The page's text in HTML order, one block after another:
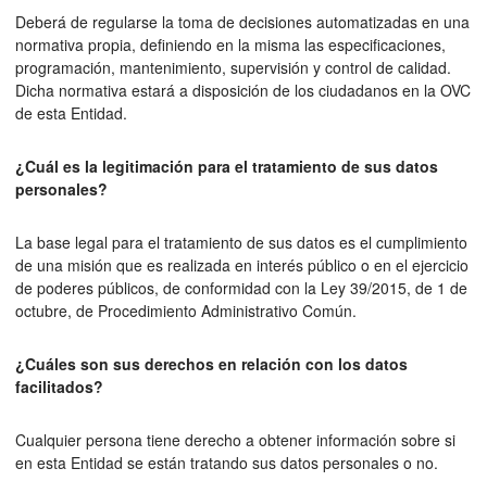
Deberá de regularse la toma de decisiones automatizadas en una
normativa propia, definiendo en la misma las especificaciones,
programación, mantenimiento, supervisión y control de calidad.
Dicha normativa estará a disposición de los ciudadanos en la OVC
de esta Entidad.
¿Cuál es la legitimación para el tratamiento de sus datos
personales?
La base legal para el tratamiento de sus datos es el cumplimiento
de una misión que es realizada en interés público o en el ejercicio
de poderes públicos, de conformidad con la Ley 39/2015, de 1 de
octubre, de Procedimiento Administrativo Común.
¿Cuáles son sus derechos en relación con los datos
facilitados?
Cualquier persona tiene derecho a obtener información sobre si
en esta Entidad se están tratando sus datos personales o no.